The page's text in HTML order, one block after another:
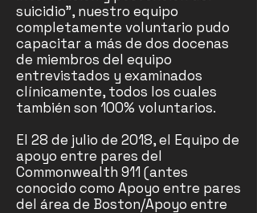
suicidio", nuestro equipo
completamente voluntario pudo
capacitar a más de dos docenas
de miembros del equipo
entrevistados y examinados
clínicamente, todos los cuales
también son 100% voluntarios.
El 28 de julio de 2018, el Equipo de
apoyo entre pares del
Commonwealth 911 (antes
conocido como Apoyo entre pares
del área de Boston/Apoyo entre